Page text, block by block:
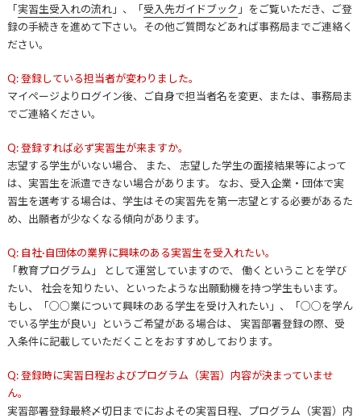
「実習生受入れの流れ」、「受入先ガイドブック 」をご覧いただき、ご登
録の手続きを進めて下さい。その他ご質問などあれば事務局までご連絡く
ださい。
Q: 登録している担当者が変わりました。
マイページよりログイン後、ご自身で担当者名を変更、または、事務局ま
でご連絡ください。
Q: 登録すれば必ず実習生が来ますか。
志望する学生がいない場合、 また、 志望した学生の面接結果等によって
は、実習生を派遣できない場合があります。 なお、受入企業・団体で実
習生を選考する場合は、学生はその実習先を第一志望とする必要があるた
め、出願者が少なくなる傾向があります。
Q: 自社·自団体の業界に興味のある実習生を受入れたい。
「教育プログラム」 として運営していますので、 働くということを学び
たい、 社会を知りたい、といったような出願動機を持つ学生もいます。
もし、「○○業について興味のある学生を受け入れたい」、「○○を学ん
でいる学生が良い」というご希望がある場合は、 実習部署登録の際、受
入条件に記載していただくことをおすすめしております。
Q: 登録時に実習日程およびプログラム（実習）内容が決まっていませ
ん。
実習部署登録最終〆切日までにおよその実習日程、プログラム（実習）内